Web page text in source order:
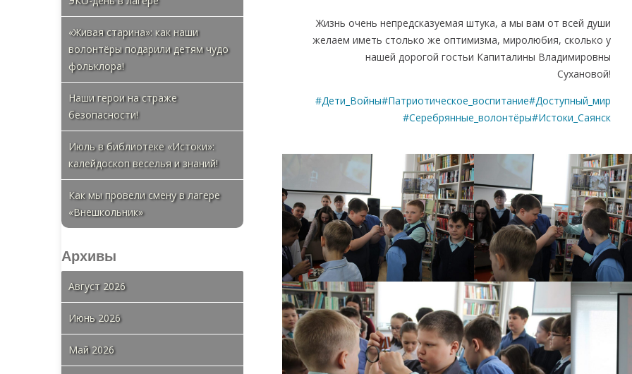
Жизнь очень непредсказуемая штука, а мы вам от всей души
желаем иметь столько же оптимизма, миролюбия, сколько у
нашей дорогой гостьи Капиталины Владимировны
Сухановой!
#Дети_Войны#Патриотическое_воспитание#Доступный_мир
#Серебрянные_волонтёры#Истоки_Саянск
«Живая старина»: как наши
волонтёры подарили детям чудо
фольклора!
Наши герои на страже
безопасности!
Июль в библиотеке «Истоки»:
калейдоскоп веселья и знаний!
Как мы провели смену в лагере
«Внешкольник»
Архивы
Август 2026
Июнь 2026
Май 2026